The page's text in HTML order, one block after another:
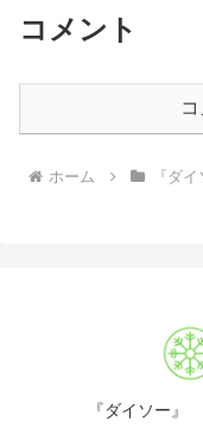
コメント
ホーム 『ダイ
『ダイソー』